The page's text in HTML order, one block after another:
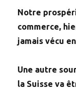
Notre
commerce,
jamais vécu
Une autre
la Suisse va